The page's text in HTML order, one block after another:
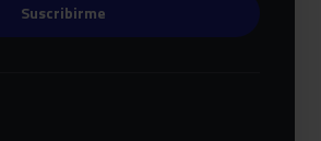
Suscribirme